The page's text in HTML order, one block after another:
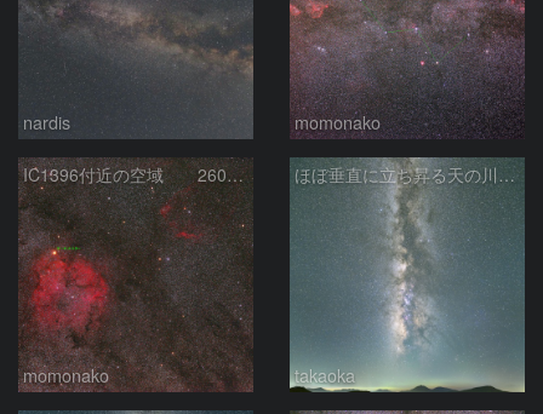
nardis momonako
IC1396付近の空域 260720
momonako
ほぼ垂直に立ち昇る天の川銀河
takaoka